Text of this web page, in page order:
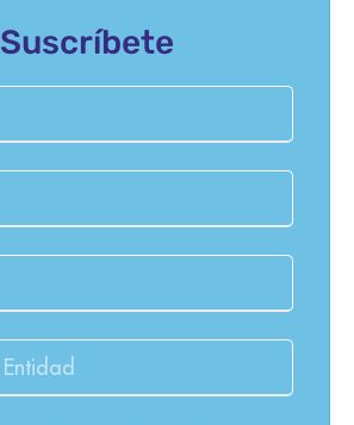
Suscríbete